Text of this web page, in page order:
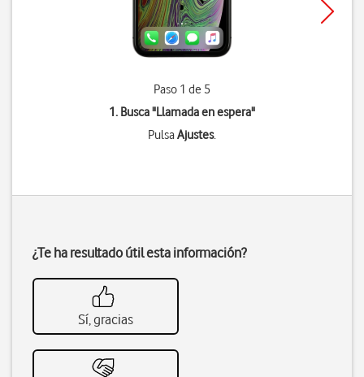
Paso 1 de 5
1. Busca "Llamada en espera"
PulsaAjustes.
¿Te ha resultado útil esta información?
Sí, gracias